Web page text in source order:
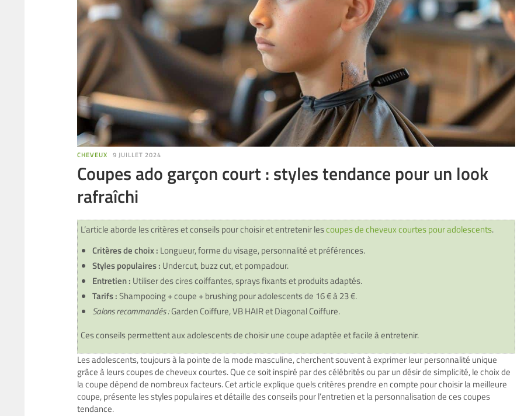
CHEVEUX 9 JUILLET 2024
Coupes ado garçon court : styles tendance pour un look
rafraîchi
L’article aborde les critères et conseils pour choisir et entretenir lescoupes de cheveux courtes pour adolescents.
Critères de choix : Longueur, forme du visage, personnalité et préférences.
Styles populaires : Undercut, buzz cut, et pompadour.
Entretien : Utiliser des cires coiffantes, sprays fixants et produits adaptés.
Tarifs :Shampooing + coupe + brushing pour adolescents de 16 € à 23 €.
Salons recommandés :Garden Coiffure, VB HAIR et Diagonal Coiffure.
Ces conseils permettent aux adolescents de choisir une coupe adaptée et facile à entretenir.
Les adolescents, toujours à la pointe de la mode masculine, cherchent souvent à exprimer leur personnalité unique
grâce à leurscoupes de cheveux courtes. Que ce soit inspiré par des célébrités ou par un désir de simplicité, le choix de
la coupe dépend de nombreux facteurs. Cet article explique quels critères prendre en compte pour choisir la meilleure
coupe, présente les styles populaires et détaille des conseils pour l’entretien et la personnalisation de ces coupes
tendance.